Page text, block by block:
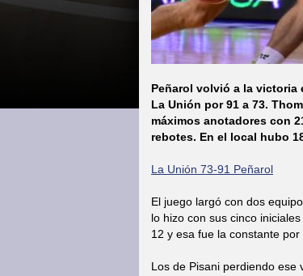
Peñarol volvió a la victoria
La Unión por 91 a 73.
máximos anotadores con
rebotes. En el local hubo
La Unión 73-91 Peñarol
El juego largó con dos
lo hizo con sus cinco
12 y esa fue la constante
Los de Pisani perdiendo ese